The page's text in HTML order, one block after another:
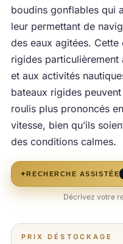
boudins gonflables qui
leur permettant de
des eaux agitées.
rigides
et aux activités
bateaux rigides
roulis plus prononcés
vitesse, bien qu’ils
des conditions calmes.
✦RECHERCHE ASSISTÉE
Décrivez votre
PRIX DÉSTOCKAGE